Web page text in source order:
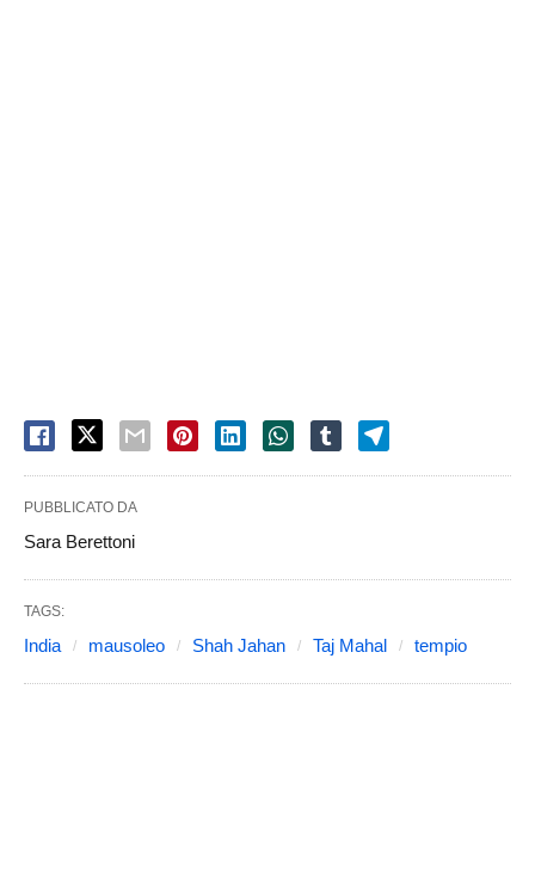
PUBBLICATO DA
Sara Berettoni
TAGS:
India mausoleo Shah Jahan Taj Mahal tempio